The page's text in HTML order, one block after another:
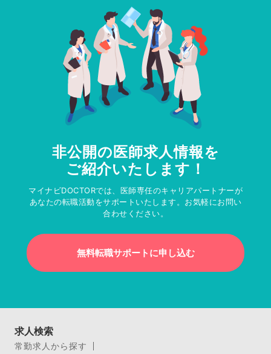
非公開の医師求人情報を
ご紹介いたします！
マイナビDOCTORでは、医師専任のキャリアパートナーが
あなたの転職活動をサポートいたします。お気軽にお問い
合わせください。
無料転職サポートに申し込む
求人検索
常勤求人から探す